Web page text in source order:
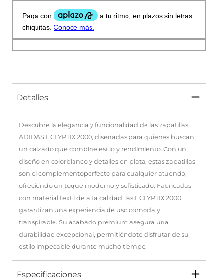
Detalles
Descubre la elegancia y funcionalidad de las zapatillas
ADIDAS ECLYPTIX 2000, diseñadas para quienes buscan
un calzado que combine estilo y rendimiento. Con un
diseño en colorblanco y detalles en plata, estas zapatillas
son el complementoperfecto para cualquier atuendo,
ofreciendo un toque moderno y sofisticado. Fabricadas
con material textil de alta calidad, las ECLYPTIX 2000
garantizan una experiencia de uso cómoda y
transpirable. Su acabado premium asegura una
durabilidad excepcional, permitiéndote disfrutar de su
estilo impecable durante mucho tiempo.
Especificaciones